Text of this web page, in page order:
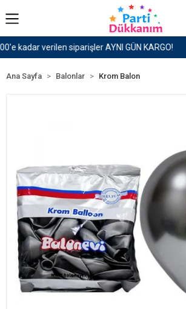
1500 TL ve Üzeri Kargo
Ana Sayfa Balonlar Krom Balon